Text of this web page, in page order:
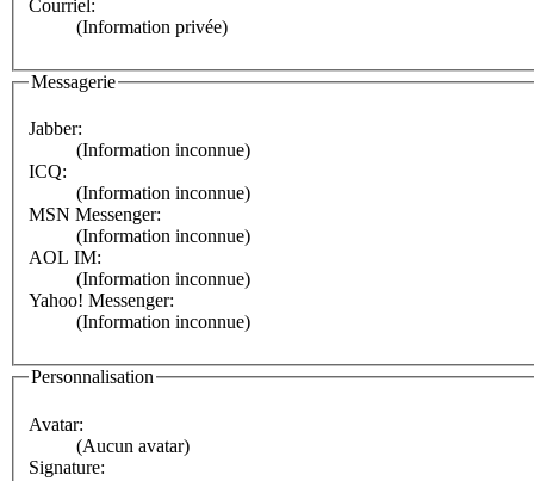
Courriel:
(Information privée)
Messagerie
Jabber:
(Information inconnue)
ICQ:
(Information inconnue)
MSN Messenger:
(Information inconnue)
AOL IM:
(Information inconnue)
Yahoo! Messenger:
(Information inconnue)
Personnalisation
Avatar:
(Aucun avatar)
Signature: